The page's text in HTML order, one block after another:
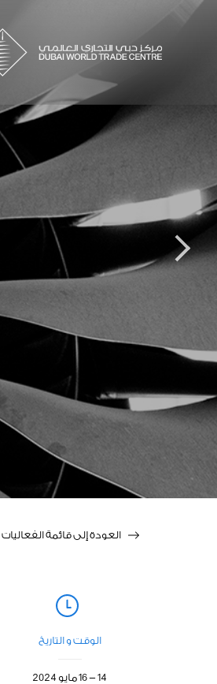
العودة إلى قائمة الفعاليات
الوقت و التاريخ
14 - 16 مايو 2024